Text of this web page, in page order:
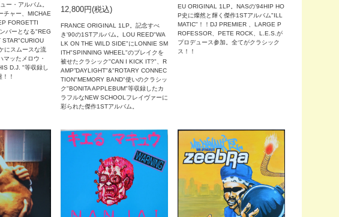
ー・アルバム。
チャー、MICHAE
FORGETTI
バーとなる"REG
STAR"CURIOU
にスムースな流
マッたメロウ・
D.J. "等収録し
！
12,800円(税込)
FRANCE ORIGINAL 1LP。記念すべ
き'90の1STアルバム。LOU REED"WA
LK ON THE WILD SIDE"にLONNIE SM
ITH"SPINNING WHEEL"のブレイクを
被せたクラシック"CAN I KICK IT?"、R
AMP”DAYLIGHT"&"ROTARY CONNEC
TION"MEMORY BAND"使いのクラシッ
ク"BONITA APPLEBUM"等収録したカ
ラフルなNEW SCHOOLフレイヴァーに
彩られた傑作1STアルバム。
EU ORIGINAL 1LP。NASの'94HIP HO
P史に燦然と輝く傑作1STアルバム"ILL
MATIC"！！DJ PREMIER 、LARGE P
ROFESSOR、PETE ROCK、L.E.S.が
プロデュース参加。全てがクラシック
ス！！